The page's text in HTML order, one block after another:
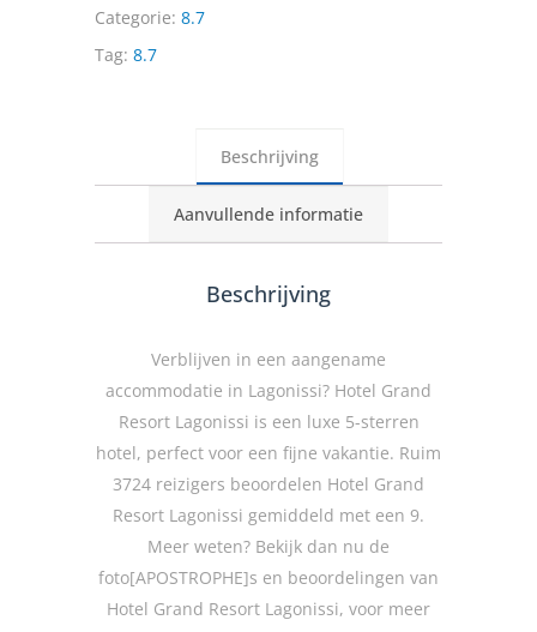
Categorie: 8.7
Tag: 8.7
Beschrijving
Aanvullende informatie
Beschrijving
Verblijven in een aangename
accommodatie in Lagonissi? Hotel Grand
Resort Lagonissi is een luxe 5-sterren
hotel, perfect voor een fijne vakantie. Ruim
3724 reizigers beoordelen Hotel Grand
Resort Lagonissi gemiddeld met een 9.
Meer weten? Bekijk dan nu de
foto[APOSTROPHE]s en beoordelingen van
Hotel Grand Resort Lagonissi, voor meer